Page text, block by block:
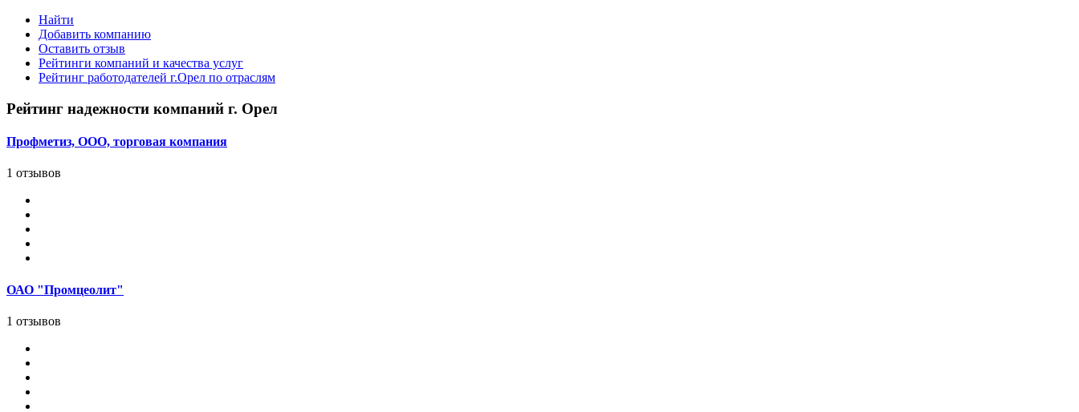
Найти
Добавить компанию
Оставить отзыв
Рейтинги компаний и качества услуг
Рейтинг работодателей г.Орел по отраслям
Рейтинг надежности компаний г. Орел
Профметиз, ООО, торговая компания
1 отзывов
ОАО "Промцеолит"
1 отзывов